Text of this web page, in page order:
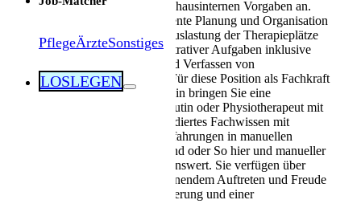
Als Pflegekraft in die Schweiz: Leben, Kultur
und Alltag (2026)
PflegeÄrzteSonstiges
LOSLEGEN
Einhaltung der ärztlichen und hausinternen Vorgaben an.
Zur Aufgabe gehört die effiziente Planung und Organisation
der Patienten zur optimalen Auslastung der Therapieplätze
sowie die Erledigung administrativer Aufgaben inklusive
Patientendokumentationen und Verfassen von
Therapieberichten für Ärzte. Für diese Position als Fachkraft
Physiotherapie in Münchenstein bringen Sie eine
Ausbildung als Physiotherapeutin oder Physiotherapeut mit
SRK-Registrierung sowie fundiertes Fachwissen mit
Berufserfahrung mit. Erste Erfahrungen in manuellen
Techniken wie SAMT, Mailand oder So hier und manueller
Lymphdrainage sind wünschenswert. Sie verfügen über
Organisationstalent mit gewinnendem Auftreten und Freude
an einer hohen Kundenorientierung und einer